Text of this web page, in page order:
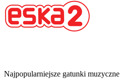
Najpopularniejsze gatunki muzyczne